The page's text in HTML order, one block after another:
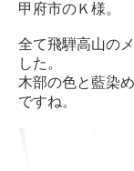
甲府市のＫ様。
全て飛騨高山の
した。
木部の色と藍染
ですね。